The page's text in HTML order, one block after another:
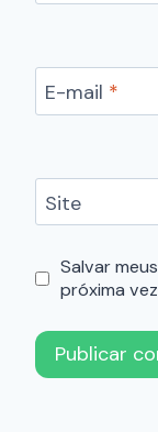
E-mail *
Site
Salvar
próxima